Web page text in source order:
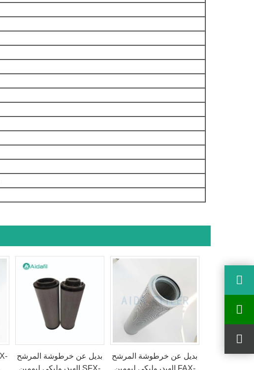
بديل عن خرطوشة المرشح
الهيدروليكي ليومين SFX-
بديل عن خرطوشة المرشح
الهيدروليكي ليومين FAX-